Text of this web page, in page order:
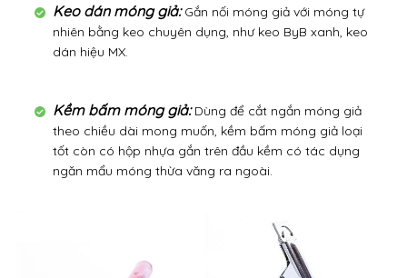
Keo dán móng giả:Gắn nối móng giả với móng tự
nhiên bằng keo chuyên dụng, như keo ByB xanh, keo
dán hiệu MX.
Kềm bấm móng giả:Dùng để cắt ngắn móng giả
theo chiều dài mong muốn, kềm bấm móng giả loại
tốt còn có hộp nhựa gắn trên đầu kềm có tác dụng
ngăn mẩu móng thừa văng ra ngoài.